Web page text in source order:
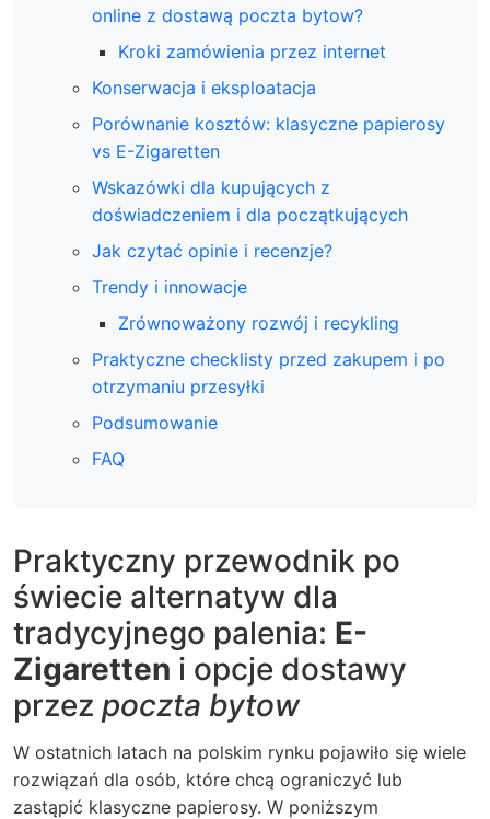
online z dostawą poczta bytow?
Kroki zamówienia przez internet
Konserwacja i eksploatacja
Porównanie kosztów: klasyczne papierosy
vs E-Zigaretten
Wskazówki dla kupujących z
doświadczeniem i dla początkujących
Jak czytać opinie i recenzje?
Trendy i innowacje
Zrównoważony rozwój i recykling
Praktyczne checklisty przed zakupem i po
otrzymaniu przesyłki
Podsumowanie
FAQ
Praktyczny przewodnik po
świecie alternatyw dla
tradycyjnego palenia: E-
Zigaretten i opcje dostawy
przez poczta bytow
W ostatnich latach na polskim rynku pojawiło się wiele
rozwiązań dla osób, które chcą ograniczyć lub
zastąpić klasyczne papierosy. W poniższym